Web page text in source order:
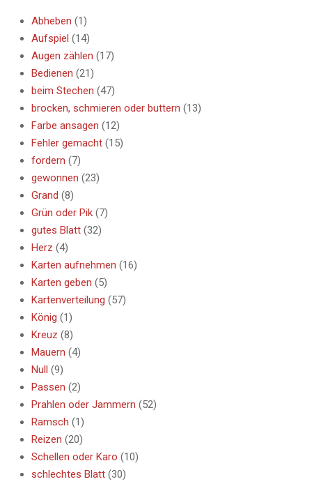
Abheben (1)
Aufspiel (14)
Augen zählen (17)
Bedienen (21)
beim Stechen (47)
brocken, schmieren oder buttern (13)
Farbe ansagen (12)
Fehler gemacht (15)
fordern (7)
gewonnen (23)
Grand (8)
Grün oder Pik (7)
gutes Blatt (32)
Herz (4)
Karten aufnehmen (16)
Karten geben (5)
Kartenverteilung (57)
König (1)
Kreuz (8)
Mauern (4)
Null (9)
Passen (2)
Prahlen oder Jammern (52)
Ramsch (1)
Reizen (20)
Schellen oder Karo (10)
schlechtes Blatt (30)